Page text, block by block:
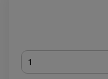
Menge